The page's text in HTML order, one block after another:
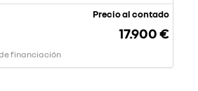
financiación
Precio al contado
17.900 €